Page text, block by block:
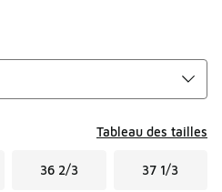
Tableau des tailles
36 2/3 37 1/3